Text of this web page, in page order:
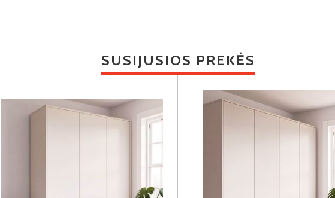
SUSIJUSIOS PREKĖS